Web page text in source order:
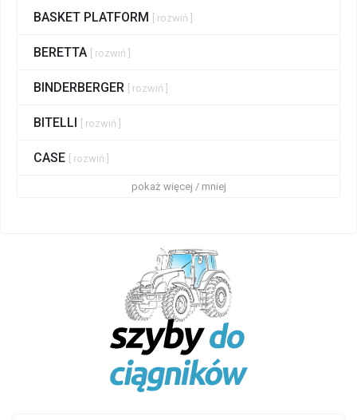
BASKET PLATFORM [ rozwiń ]
BERETTA [ rozwiń ]
BINDERBERGER [ rozwiń ]
BITELLI [ rozwiń ]
CASE [ rozwiń ]
pokaż więcej / mniej